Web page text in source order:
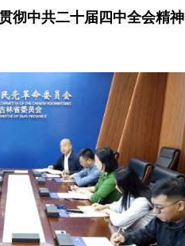
彻中共二十届四中全会精神